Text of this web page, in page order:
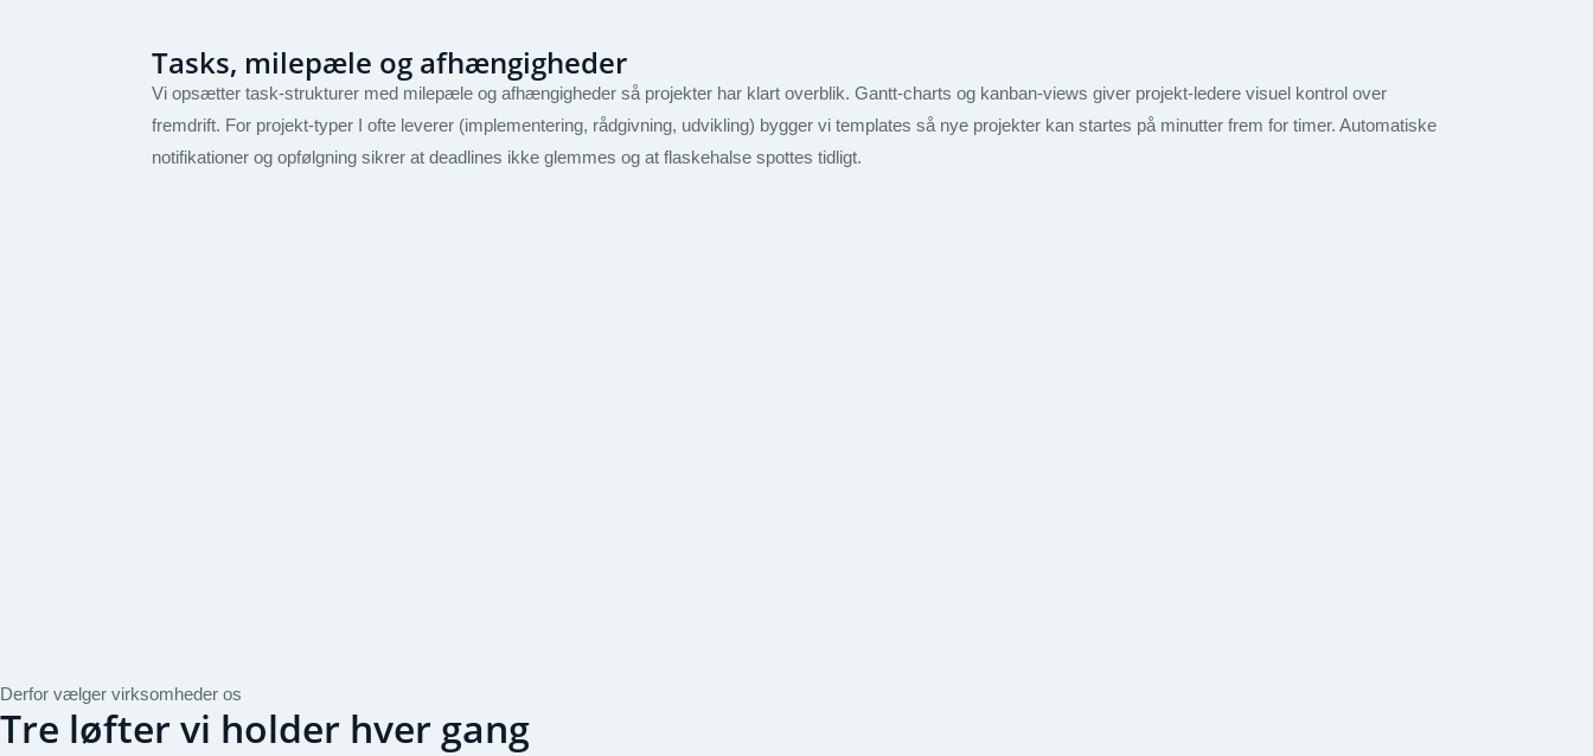
Tasks, milepæle og afhængigheder
Vi opsætter task-strukturer med milepæle og afhængigheder så projekter har klart overblik. Gantt-charts og kanban-views giver projekt-ledere visuel kontrol over
fremdrift. For projekt-typer I ofte leverer (implementering, rådgivning, udvikling) bygger vi templates så nye projekter kan startes på minutter frem for timer. Automatiske
notifikationer og opfølgning sikrer at deadlines ikke glemmes og at flaskehalse spottes tidligt.
Derfor vælger virksomheder os
Tre løfter vi holder hver gang